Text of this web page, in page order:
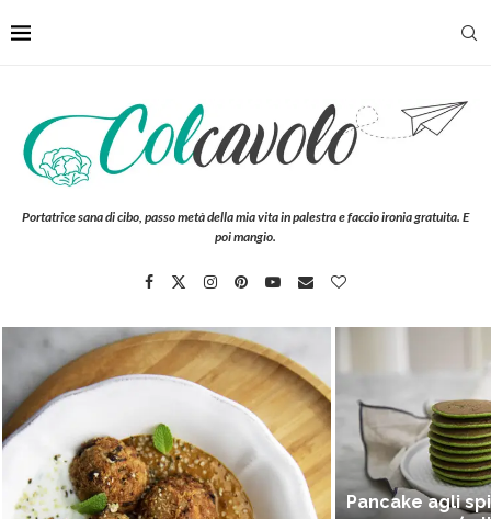
Portatrice sana di cibo, passo metà della mia vita in palestra e faccio ironia gratuita. E
poi mangio.
Pancake agli